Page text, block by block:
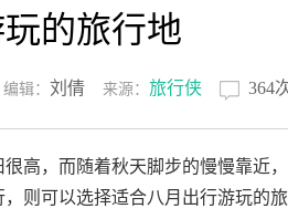
的旅行地
编辑： 刘倩 来源： 旅行侠 364
，而随着秋天脚步的慢慢靠近
则可以选择适合八月出行游玩的